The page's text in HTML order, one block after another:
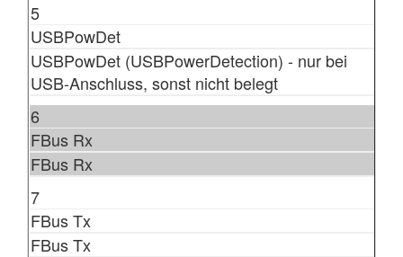
5
USBPowDet
USBPowDet (USBPowerDetection) - nur bei
USB-Anschluss, sonst nicht belegt
6
FBus Rx
FBus Rx
7
FBus Tx
FBus Tx